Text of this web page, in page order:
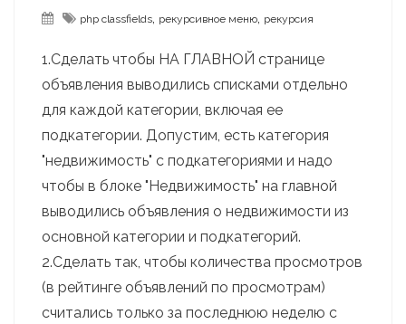
php classfields, рекурсивное меню, рекурсия
1.Сделать чтобы НА ГЛАВНОЙ странице
объявления выводились списками отдельно
для каждой категории, включая ее
подкатегории. Допустим, есть категория
"недвижимость" с подкатегориями и надо
чтобы в блоке "Недвижимость" на главной
выводились объявления о недвижимости из
основной категории и подкатегорий.
2.Сделать так, чтобы количества просмотров
(в рейтинге объявлений по просмотрам)
считались только за последнюю неделю с